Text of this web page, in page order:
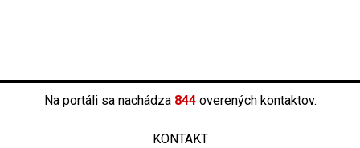
Na portáli sa nachádza 844overených kontaktov.
KONTAKT